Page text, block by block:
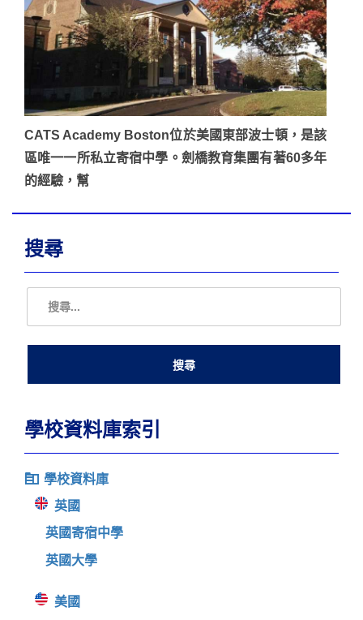
CATS Academy Boston位於美國東部波士頓，是該
區唯一一所私立寄宿中學。劍橋教育集團有著60多年
的經驗，幫
搜尋
學校資料庫索引
學校資料庫
英國
英國寄宿中學
英國大學
美國